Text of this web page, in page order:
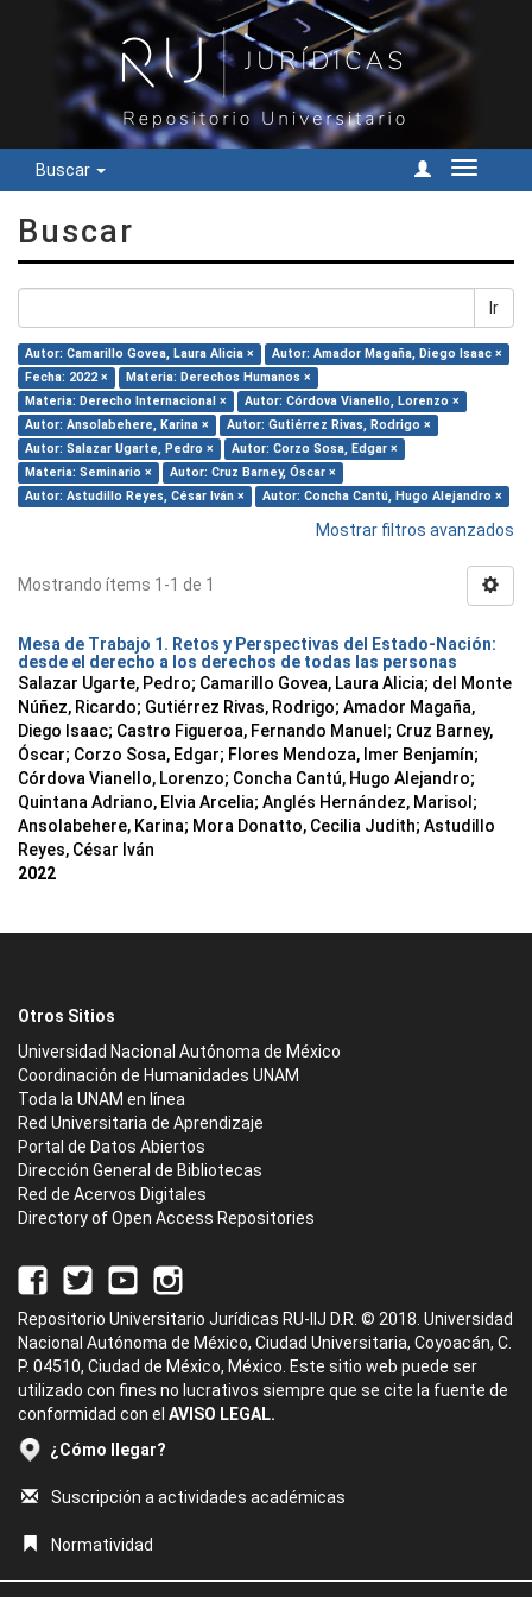
Buscar
Cambiar
Buscar
Ir
Autor: Camarillo Govea, Laura Alicia ×
Autor: Amador Magaña, Diego Isaac ×
Fecha: 2022 ×
Materia: Derechos Humanos ×
Materia: Derecho Internacional ×
Autor: Córdova Vianello, Lorenzo ×
Autor: Ansolabehere, Karina ×
Autor: Gutiérrez Rivas, Rodrigo ×
Autor: Salazar Ugarte, Pedro ×
Autor: Corzo Sosa, Edgar ×
Materia: Seminario ×
Autor: Cruz Barney, Óscar ×
Autor: Astudillo Reyes, César Iván ×
Autor: Concha Cantú, Hugo Alejandro ×
Mostrar filtros avanzados
Mostrando ítems 1-1 de 1
Mesa de Trabajo 1. Retos y Perspectivas del Estado-Nación:
desde el derecho a los derechos de todas las personas
Salazar Ugarte, Pedro; Camarillo Govea, Laura Alicia; del Monte
Núñez, Ricardo; Gutiérrez Rivas, Rodrigo; Amador Magaña,
Diego Isaac; Castro Figueroa, Fernando Manuel ; Cruz Barney,
Óscar; Corzo Sosa, Edgar; Flores Mendoza, Imer Benjamín;
Córdova Vianello, Lorenzo; Concha Cantú, Hugo Alejandro;
Quintana Adriano, Elvia Arcelia; Anglés Hernández, Marisol ;
Ansolabehere, Karina; Mora Donatto, Cecilia Judith; Astudillo
Reyes, César Iván
2022
Otros Sitios
Universidad Nacional Autónoma de México
Coordinación de Humanidades UNAM
Toda la UNAM en línea
Red Universitaria de Aprendizaje
Portal de Datos Abiertos
Dirección General de Bibliotecas
Red de Acervos Digitales
Directory of Open Access Repositories
Repositorio Universitario Jurídicas RU-IIJ D.R. © 2018. Universidad
Nacional Autónoma de México, Ciudad Universitaria, Coyoacán, C.
P. 04510, Ciudad de México, México. Este sitio web puede ser
utilizado con fines no lucrativos siempre que se cite la fuente de
conformidad con el AVISO LEGAL.
¿Cómo llegar?
Suscripción a actividades académicas
Normatividad